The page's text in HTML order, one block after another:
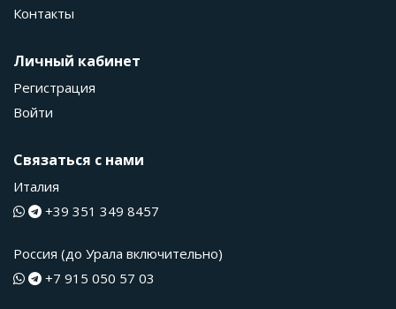
Контакты
Личный кабинет
Регистрация
Войти
Связаться с нами
Италия
+39 351 349 8457
Россия (до Урала включительно)
+7 915 050 57 03